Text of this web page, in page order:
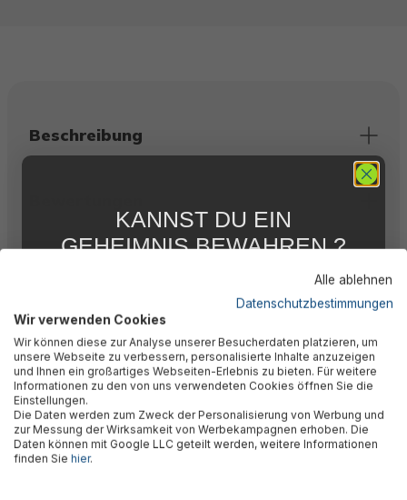
Beschreibung
Herstellerinformation
🎉 Jetzt den Newsletter
Alle ablehnen
Datenschutzbestimmungen
Wir verwenden Cookies
Wir können diese zur Analyse unserer Besucherdaten platzieren, um
unsere Webseite zu verbessern, personalisierte Inhalte anzuzeigen
und Ihnen ein großartiges Webseiten-Erlebnis zu bieten. Für weitere
Informationen zu den von uns verwendeten Cookies öffnen Sie die
Einstellungen.
Die Daten werden zum Zweck der Personalisierung von Werbung und
zur Messung der Wirksamkeit von Werbekampagnen erhoben. Die
Daten können mit Google LLC geteilt werden, weitere Informationen
finden Sie hier.
KANNST DU EIN
GEHEIMNIS BEWAHREN ?
FÜR DICH
Abonniere jetzt unseren kostenlosen
Newsletter, verpasse keine Neuigkeiten und
Aktionen mehr und sichere Dir 5 %
Willkommensrabatt auf nicht reduzierte Ware
bei Deiner ersten Bestellung !*
Email